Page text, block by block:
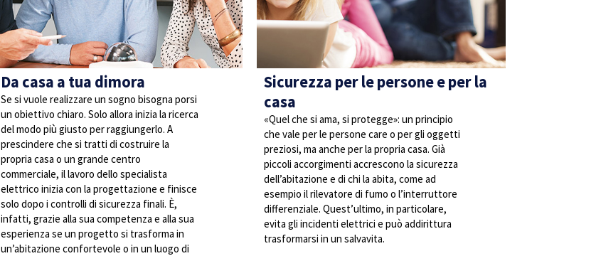
Da casa a tua dimora
Se si vuole realizzare un sogno bisogna porsi
un obiettivo chiaro. Solo allora inizia la ricerca
del modo più giusto per raggiungerlo. A
prescindere che si tratti di costruire la
propria casa o un grande centro
commerciale, il lavoro dello specialista
elettrico inizia con la progettazione e finisce
solo dopo i controlli di sicurezza finali. È,
infatti, grazie alla sua competenza e alla sua
esperienza se un progetto si trasforma in
un’abitazione confortevole o in un luogo di
Sicurezza per le persone e per la
casa
«Quel che si ama, si protegge»: un principio
che vale per le persone care o per gli oggetti
preziosi, ma anche per la propria casa. Già
piccoli accorgimenti accrescono la sicurezza
dell’abitazione e di chi la abita, come ad
esempio il rilevatore di fumo o l’interruttore
differenziale. Quest’ultimo, in particolare,
evita gli incidenti elettrici e può addirittura
trasformarsi in un salvavita.